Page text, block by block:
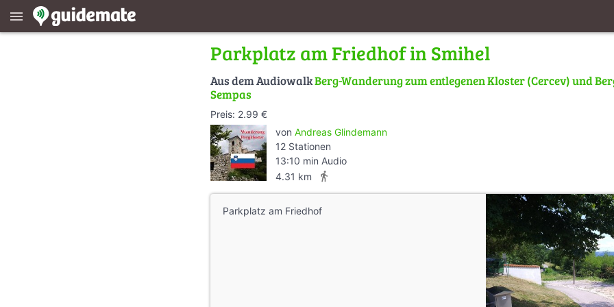
menu
Parkplatz am Friedhof in Smihel
Aus dem AudiowalkBerg-Wanderung zum entlegenen Kloster (Cercev) und
Sempas
Preis: 2.99 €
von Andreas Glindemann
12 Stationen
13:10 min Audio
4.31 km
directions_walk
Parkplatz am Friedhof